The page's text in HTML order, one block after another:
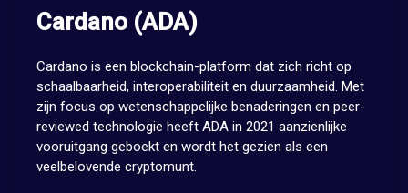
Cardano (ADA)
Cardano is een blockchain-platform dat zich richt op
schaalbaarheid, interoperabiliteit en duurzaamheid. Met
zijn focus op wetenschappelijke benaderingen en peer-
reviewed technologie heeft ADA in 2021 aanzienlijke
vooruitgang geboekt en wordt het gezien als een
veelbelovende cryptomunt.